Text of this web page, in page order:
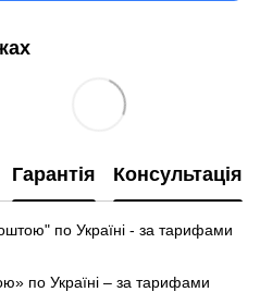
Гарантія Консультація
по Україні - за тарифами
по Україні – за тарифами